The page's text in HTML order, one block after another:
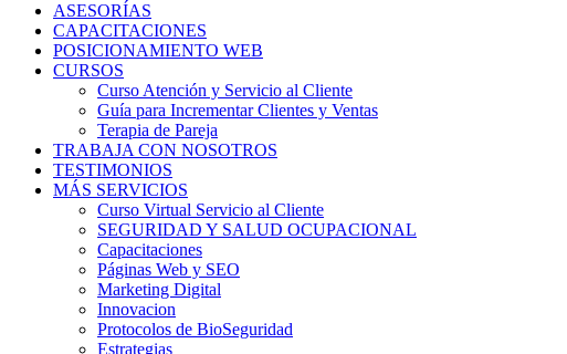
ASESORÍAS
CAPACITACIONES
POSICIONAMIENTO WEB
CURSOS
Curso Atención y Servicio al Cliente
Guía para Incrementar Clientes y Ventas
Terapia de Pareja
TRABAJA CON NOSOTROS
TESTIMONIOS
MÁS SERVICIOS
Curso Virtual Servicio al Cliente
SEGURIDAD Y SALUD OCUPACIONAL
Capacitaciones
Páginas Web y SEO
Marketing Digital
Innovacion
Protocolos de BioSeguridad
Estrategias